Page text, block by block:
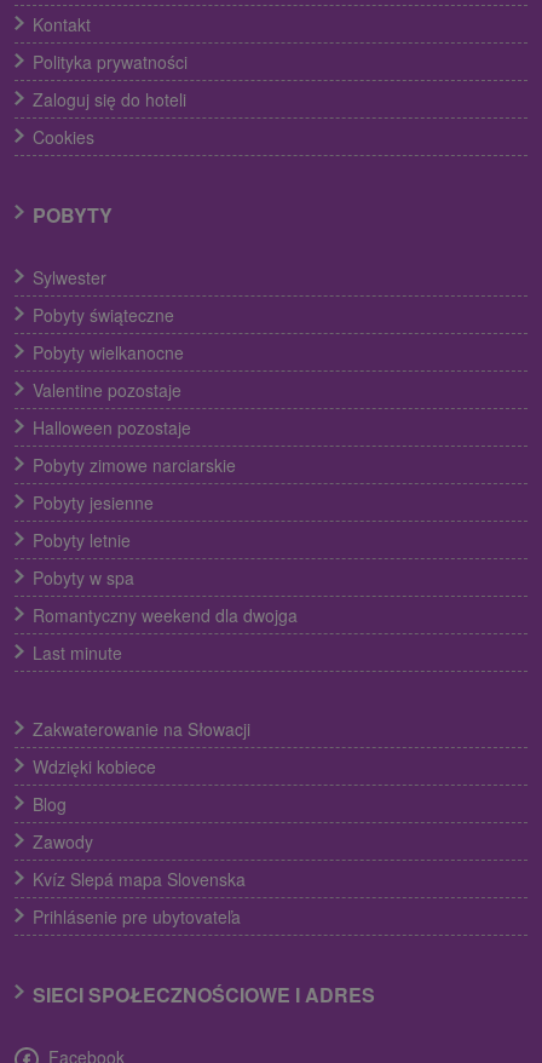
Kontakt
Polityka prywatności
Zaloguj się do hoteli
Cookies
POBYTY
Sylwester
Pobyty świąteczne
Pobyty wielkanocne
Valentine pozostaje
Halloween pozostaje
Pobyty zimowe narciarskie
Pobyty jesienne
Pobyty letnie
Pobyty w spa
Romantyczny weekend dla dwojga
Last minute
Zakwaterowanie na Słowacji
Wdzięki kobiece
Blog
Zawody
Kvíz Slepá mapa Slovenska
Prihlásenie pre ubytovateľa
SIECI SPOŁECZNOŚCIOWE I ADRES
Facebook